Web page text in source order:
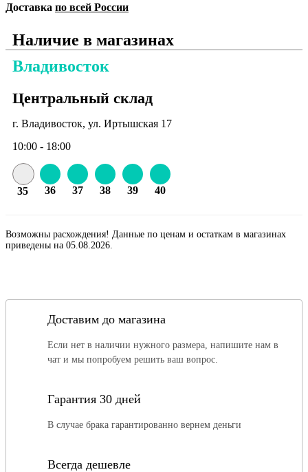
Доставка по всей России
Наличие в магазинах
Владивосток
Центральный склад
г. Владивосток, ул. Иртышская 17
10:00 - 18:00
35 36 37 38 39 40
Возможны расхождения! Данные по ценам и остаткам в магазинах
приведены на 05.08.2026.
Доставим до магазина
Если нет в наличии нужного размера, напишите нам в
чат и мы попробуем решить ваш вопрос.
Гарантия 30 дней
В случае брака гарантированно вернем деньги
Всегда дешевле